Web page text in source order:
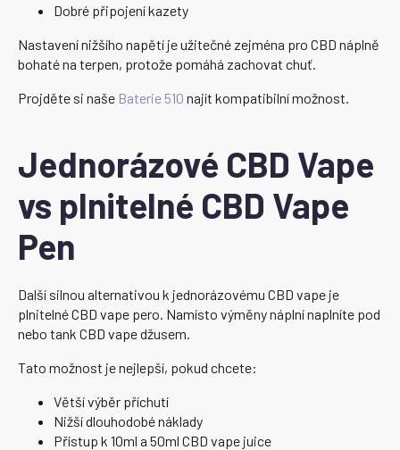
Dobré připojení kazety
Nastavení nižšího napětí je užitečné zejména pro CBD náplně
bohaté na terpen, protože pomáhá zachovat chuť.
Projděte si naše Baterie 510 najít kompatibilní možnost.
Jednorázové CBD Vape
vs plnitelné CBD Vape
Pen
Další silnou alternativou k jednorázovému CBD vape je
plnitelné CBD vape pero. Namísto výměny náplní naplníte pod
nebo tank CBD vape džusem.
Tato možnost je nejlepší, pokud chcete:
Větší výběr příchutí
Nižší dlouhodobé náklady
Přístup k 10ml a 50ml CBD vape juice